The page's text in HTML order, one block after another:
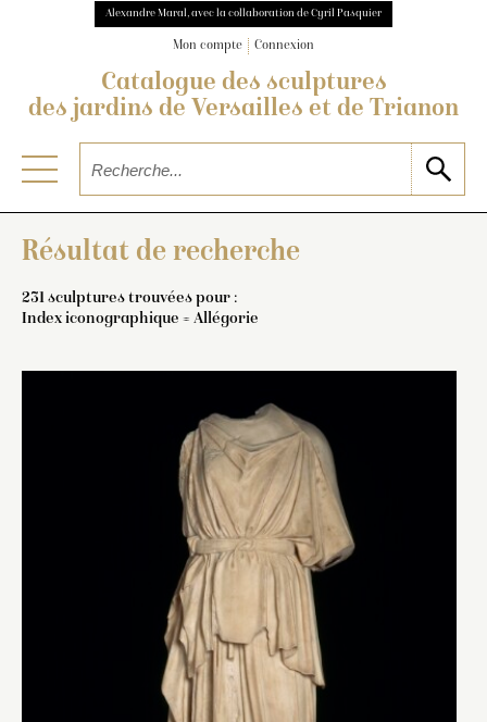
Alexandre Maral, avec la collaboration de Cyril Pasquier
Mon compte Connexion
Catalogue des sculptures
des jardins de Versailles et de Trianon
Résultat de recherche
231 sculptures trouvées pour :
Index iconographique = Allégorie